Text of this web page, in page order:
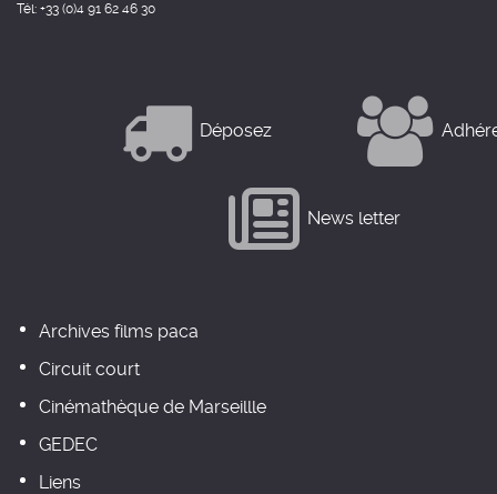
Tél: +33 (0)4 91 62 46 30
Déposez
News letter
Archives films paca
Circuit court
Cinémathèque de Marseillle
GEDEC
Liens